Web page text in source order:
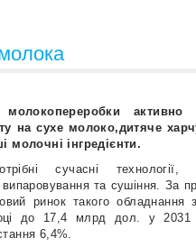
активно
на сухе молоко,дитяче
молочні інгредієнти.
сучасні технології,
випаровування та сушіння. За
ринок такого обладнання
до 17,4 млрд дол. у 2031
6,4%.